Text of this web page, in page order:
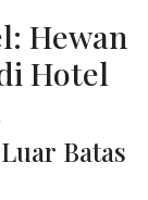
Hewan
Hotel
Batas